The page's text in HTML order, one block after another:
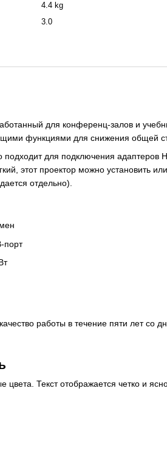
4.4 kg
3.0
для конференц-залов и
функциями для снижения общей
для подключения адаптеров
этот проектор можно установить
отдельно).
порт
работы в течение пяти лет со
Текст отображается четко и